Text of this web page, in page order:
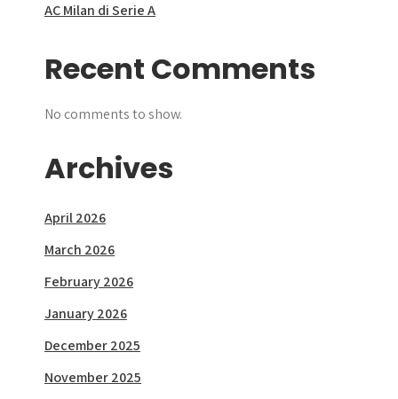
AC Milan di Serie A
Recent Comments
No comments to show.
Archives
April 2026
March 2026
February 2026
January 2026
December 2025
November 2025